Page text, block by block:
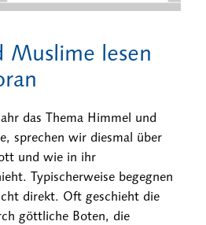
Muslime lesen
das Thema Himmel und
sprechen wir diesmal über
und wie in ihr
Typischerweise begegnen
direkt. Oft geschieht die
göttliche Boten, die